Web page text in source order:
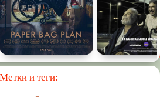
Немое кино Для взрослых
Метки и теги: